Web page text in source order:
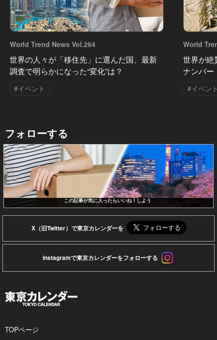
World Trend News Vol.264
世界の人々が「移住先」に選んだ国、最新
調査で明らかになった“変化”は？
#イベント
World
世界が絶
ナンバー
#イベン
フォローする
この記事が気に入ったらいいね！しよう
X（旧Twitter）で東京カレンダーを
Instagramで東京カレンダーをフォローする
TOPページ